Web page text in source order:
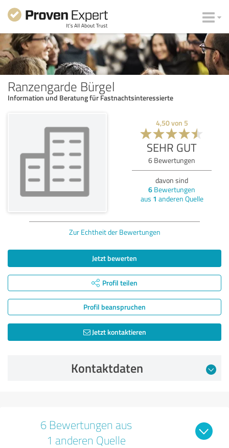
Ranzengarde Bürgel
Information und Beratung für Fastnachtsinteressierte
4,50von 5
SEHR GUT
6 Bewertungen
davon sind
6 Bewertungen
aus 1 anderen Quelle
Zur Echtheit der Bewertungen
Jetzt bewerten
Profil teilen
Profil beanspruchen
Jetzt kontaktieren
Kontaktdaten
6 Bewertungen aus
1 anderen Quelle